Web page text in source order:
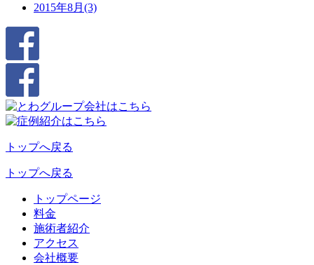
2015年8月(3)
トップへ戻る
トップへ戻る
トップページ
料金
施術者紹介
アクセス
会社概要